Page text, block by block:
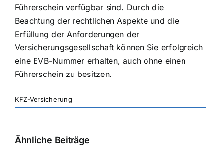
Führerschein verfügbar sind. Durch die
Beachtung der rechtlichen Aspekte und die
Erfüllung der Anforderungen der
Versicherungsgesellschaft können Sie erfolgreich
eine EVB-Nummer erhalten, auch ohne einen
Führerschein zu besitzen.
KFZ-Versicherung
Ähnliche Beiträge